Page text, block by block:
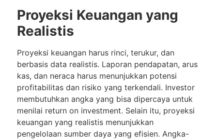
Proyeksi Keuangan yang
Realistis
Proyeksi keuangan harus rinci, terukur, dan
berbasis data realistis. Laporan pendapatan, arus
kas, dan neraca harus menunjukkan potensi
profitabilitas dan risiko yang terkendali. Investor
membutuhkan angka yang bisa dipercaya untuk
menilai return on investment. Selain itu, proyeksi
keuangan yang realistis menunjukkan
pengelolaan sumber daya yang efisien. Angka-